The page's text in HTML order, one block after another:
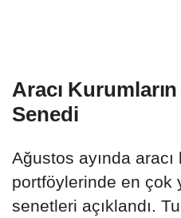
Aracı
Senedi
Ağustos ayında
portföylerinde en çok
senetleri açıklandı.